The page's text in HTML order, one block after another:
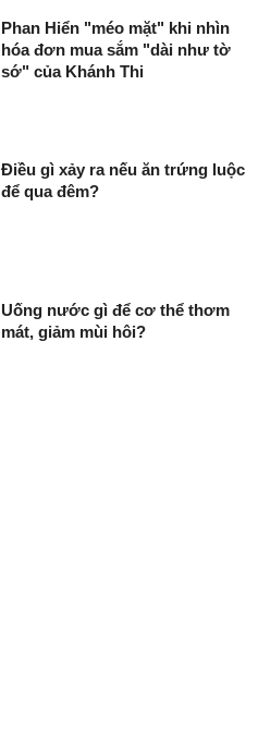
Phan Hiển "méo mặt" khi nhìn
hóa đơn mua sắm "dài như tờ
sớ" của Khánh Thi
Điều gì xảy ra nếu ăn trứng luộc
để qua đêm?
Uống nước gì để cơ thể thơm
mát, giảm mùi hôi?